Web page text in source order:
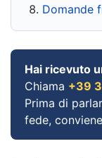
Domande
Hai ricevuto
Chiama +39
Prima di
fede,